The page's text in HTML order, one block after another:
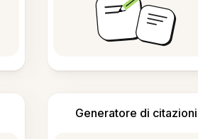
Generatore di citazioni